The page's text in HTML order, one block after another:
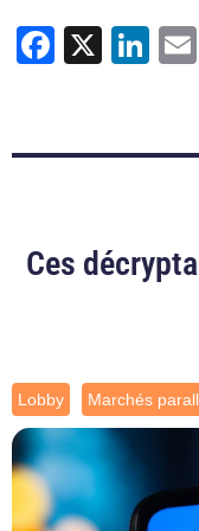
X
Ces
Lobby Marchés